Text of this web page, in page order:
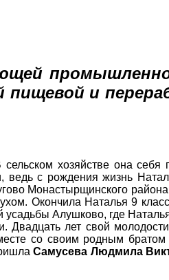
пищевой и
сельском хозяйстве она себя
ведь с рождения жизнь
Монастырщинского
Окончила Наталья 9
Алушково, где
лет свой
со своим родным братом
Самусева Людмила